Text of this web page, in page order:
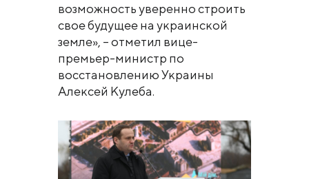
возможность уверенно строить
свое будущее на украинской
земле», – отметил вице-
премьер-министр по
восстановлению Украины
Алексей Кулеба.